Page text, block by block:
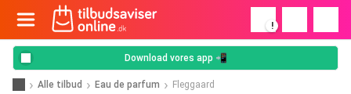
!
Download vores app 📲
Alle tilbud Eau de parfum Fleggaard